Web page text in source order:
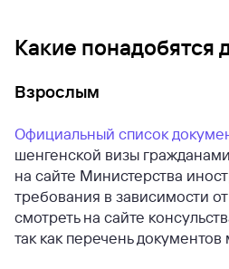
Какие понадобятся
Взрослым
Официальный список
шенгенской визы
на сайте Министерства
требования в зависимости
смотреть на сайте
так как перечень